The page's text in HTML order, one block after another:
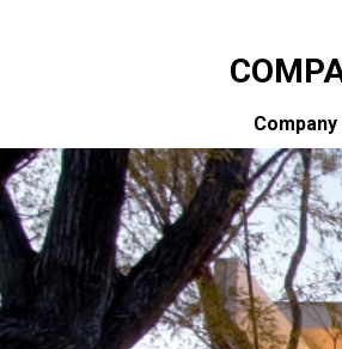
Company
コンパス
受賞歴
メディア